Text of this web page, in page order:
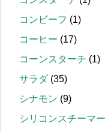
コンビーフ (1)
コーヒー (17)
コーンスターチ (1)
サラダ(35)
シナモン (9)
シリコンスチーマー